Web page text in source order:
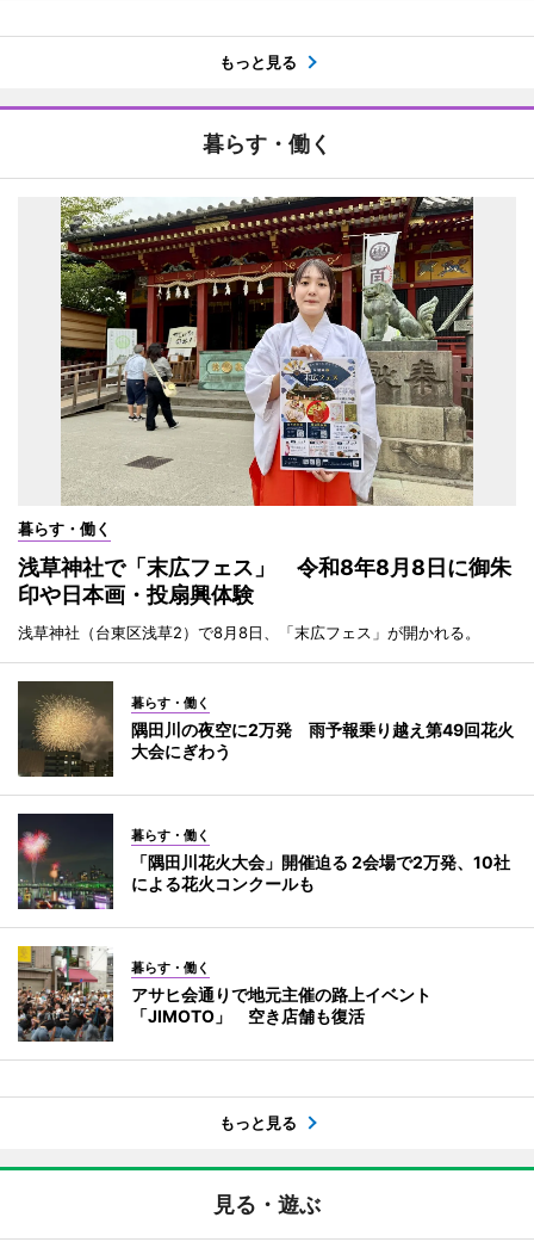
もっと見る
暮らす・働く
暮らす・働く
浅草神社で「末広フェス」 令和8年8月8日に御朱
印や日本画・投扇興体験
浅草神社（台東区浅草2）で8月8日、「末広フェス」が開かれる。
暮らす・働く
隅田川の夜空に2万発 雨予報乗り越え第49回花火
大会にぎわう
暮らす・働く
「隅田川花火大会」開催迫る 2会場で2万発、10社
による花火コンクールも
暮らす・働く
アサヒ会通りで地元主催の路上イベント
「JIMOTO」 空き店舗も復活
もっと見る
見る・遊ぶ